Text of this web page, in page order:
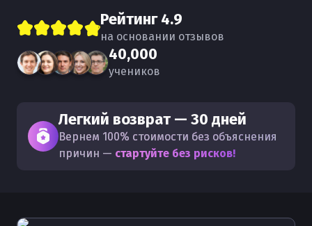
Рейтинг4.9
на основании отзывов
40,000
учеников
Легкий возврат — 30 дней
Вернем 100% стоимости без объяснения
причин — стартуйте без рисков!